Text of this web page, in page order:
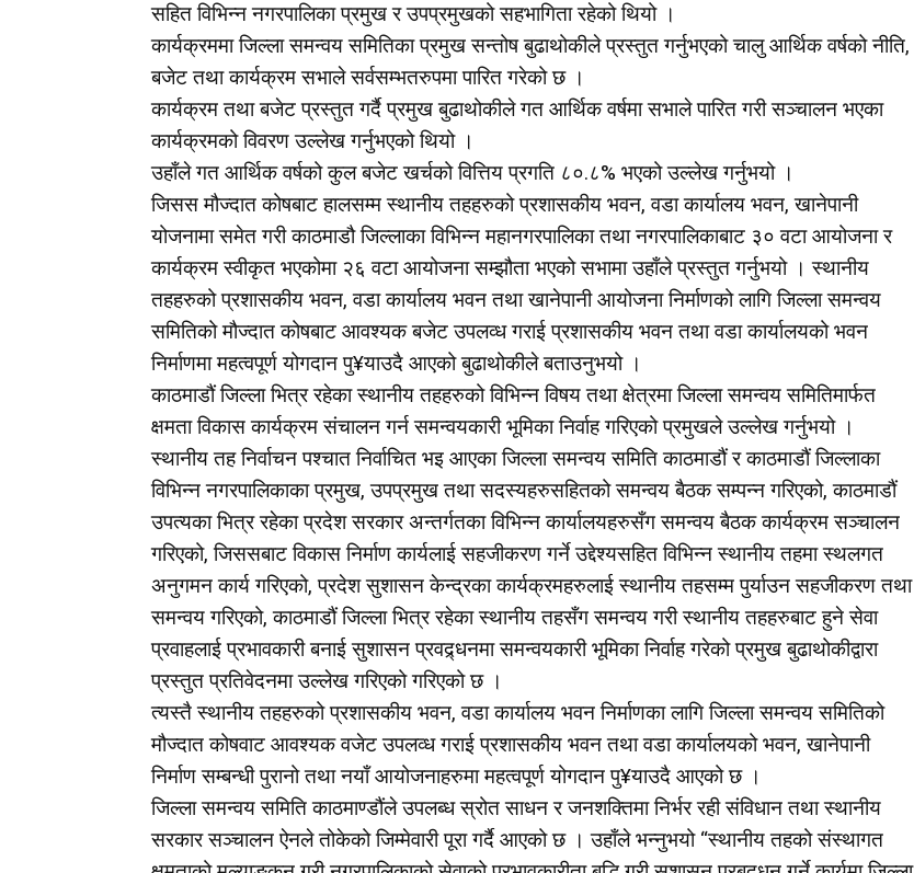
सहित विभिन्न नगरपालिका प्रमुख र उपप्रमुखको सहभागिता रहेको थियो ।
कार्यक्रममा जिल्ला समन्वय समितिका प्रमुख सन्तोष बुढाथोकीले प्रस्तुत गर्नुभएको चालु आर्थिक वर्षको नीति,
बजेट तथा कार्यक्रम सभाले सर्वसम्भतरुपमा पारित गरेको छ ।
कार्यक्रम तथा बजेट प्रस्तुत गर्दै प्रमुख बुढाथोकीले गत आर्थिक वर्षमा सभाले पारित गरी सञ्चालन भएका
कार्यक्रमको विवरण उल्लेख गर्नुभएको थियो ।
उहाँले गत आर्थिक वर्षको कुल बजेट खर्चको वित्तिय प्रगति ८०.८% भएको उल्लेख गर्नुभयो ।
जिसस मौज्दात कोषबाट हालसम्म स्थानीय तहहरुको प्रशासकीय भवन, वडा कार्यालय भवन, खानेपानी
योजनामा समेत गरी काठमाडौ जिल्लाका विभिन्न महानगरपालिका तथा नगरपालिकाबाट ३० वटा आयोजना र
कार्यक्रम स्वीकृत भएकोमा २६ वटा आयोजना सम्झौता भएको सभामा उहाँले प्रस्तुत गर्नुभयो । स्थानीय
तहहरुको प्रशासकीय भवन, वडा कार्यालय भवन तथा खानेपानी आयोजना निर्माणको लागि जिल्ला समन्वय
समितिको मौज्दात कोषबाट आवश्यक बजेट उपलव्ध गराई प्रशासकीय भवन तथा वडा कार्यालयको भवन
निर्माणमा महत्वपूर्ण योगदान पु¥याउदै आएको बुढाथोकीले बताउनुभयो ।
काठमाडौं जिल्ला भित्र रहेका स्थानीय तहहरुको विभिन्न विषय तथा क्षेत्रमा जिल्ला समन्वय समितिमार्फत
क्षमता विकास कार्यक्रम संचालन गर्न समन्वयकारी भूमिका निर्वाह गरिएको प्रमुखले उल्लेख गर्नुभयो ।
स्थानीय तह निर्वाचन पश्चात निर्वाचित भइ आएका जिल्ला समन्वय समिति काठमाडौं र काठमाडौं जिल्लाका
विभिन्न नगरपालिकाका प्रमुख, उपप्रमुख तथा सदस्यहरुसहितको समन्वय बैठक सम्पन्न गरिएको, काठमाडौं
उपत्यका भित्र रहेका प्रदेश सरकार अन्तर्गतका विभिन्न कार्यालयहरुसँग समन्वय बैठक कार्यक्रम सञ्चालन
गरिएको, जिससबाट विकास निर्माण कार्यलाई सहजीकरण गर्ने उद्देश्यसहित विभिन्न स्थानीय तहमा स्थलगत
अनुगमन कार्य गरिएको, प्रदेश सुशासन केन्द्रका कार्यक्रमहरुलाई स्थानीय तहसम्म पुर्याउन सहजीकरण तथा
समन्वय गरिएको, काठमाडौं जिल्ला भित्र रहेका स्थानीय तहसँग समन्वय गरी स्थानीय तहहरुबाट हुने सेवा
प्रवाहलाई प्रभावकारी बनाई सुशासन प्रवद्र्धनमा समन्वयकारी भूमिका निर्वाह गरेको प्रमुख बुढाथोकीद्वारा
प्रस्तुत प्रतिवेदनमा उल्लेख गरिएको गरिएको छ ।
त्यस्तै स्थानीय तहहरुको प्रशासकीय भवन, वडा कार्यालय भवन निर्माणका लागि जिल्ला समन्वय समितिको
मौज्दात कोषवाट आवश्यक वजेट उपलव्ध गराई प्रशासकीय भवन तथा वडा कार्यालयको भवन, खानेपानी
निर्माण सम्बन्धी पुरानो तथा नयाँ आयोजनाहरुमा महत्वपूर्ण योगदान पु¥याउदै आएको छ ।
जिल्ला समन्वय समिति काठमाण्डौंले उपलब्ध स्रोत साधन र जनशक्तिमा निर्भर रही संविधान तथा स्थानीय
सरकार सञ्चालन ऐनले तोकेको जिम्मेवारी पूरा गर्दै आएको छ । उहाँले भन्नुभयो “स्थानीय तहको संस्थागत